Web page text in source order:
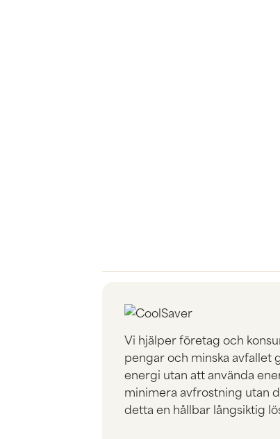
Vi hjälper företag och
pengar och minska avfallet
energi utan att använda
minimera avfrostning utan
detta en hållbar långsiktig